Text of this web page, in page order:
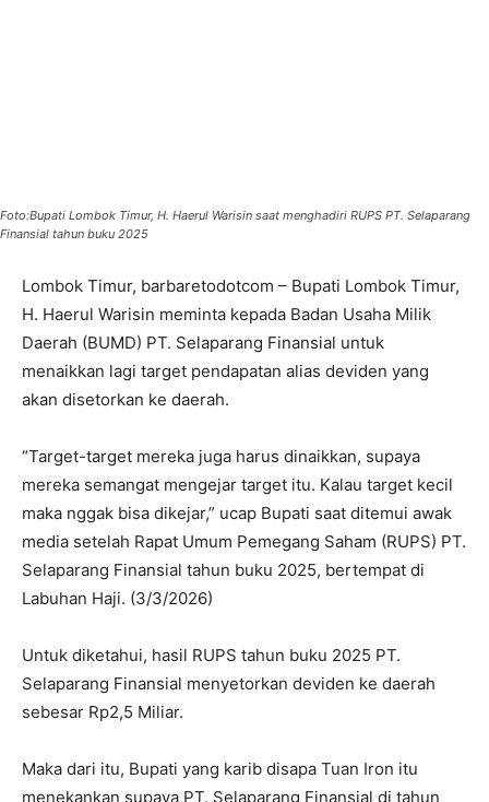
Foto:Bupati Lombok Timur, H. Haerul Warisin saat menghadiri RUPS PT. Selaparang
Finansial tahun buku 2025
Lombok Timur, barbaretodotcom – Bupati Lombok Timur,
H. Haerul Warisin meminta kepada Badan Usaha Milik
Daerah (BUMD) PT. Selaparang Finansial untuk
menaikkan lagi target pendapatan alias deviden yang
akan disetorkan ke daerah.
“Target-target mereka juga harus dinaikkan, supaya
mereka semangat mengejar target itu. Kalau target kecil
maka nggak bisa dikejar,” ucap Bupati saat ditemui awak
media setelah Rapat Umum Pemegang Saham (RUPS) PT.
Selaparang Finansial tahun buku 2025, bertempat di
Labuhan Haji. (3/3/2026)
Untuk diketahui, hasil RUPS tahun buku 2025 PT.
Selaparang Finansial menyetorkan deviden ke daerah
sebesar Rp2,5 Miliar.
Maka dari itu, Bupati yang karib disapa Tuan Iron itu
menekankan supaya PT. Selaparang Finansial di tahun